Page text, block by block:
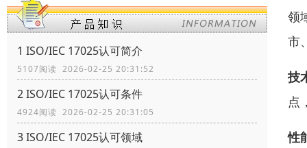
1 ISO/IEC 17025认可简介
5107阅读 2026-02-25 20:31:52
2 ISO/IEC 17025认可条件
4924阅读 2026-02-25 20:31:05
3 ISO/IEC 17025认可领域
领
市
技
点
性